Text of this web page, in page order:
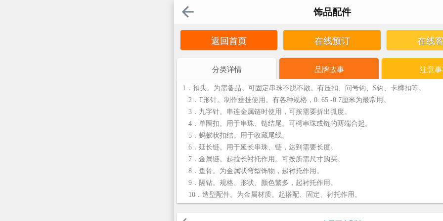
饰品配件
返回首页 在线预订 在线
分类详情 品牌故事 注意
1．扣头。为需备品。可固定串珠不脱不散。有压扣、问号钩、S钩、卡榫扣等。
2．T形针。制作垂挂使用。有各种规格，0. 65 -0.7厘米为最常用。
3．九字针。串连金属链时使用，可按需要折出弧度。
4．单圈扣。用于串珠、链结尾。可樗串珠或链的两端合起。
5．蚂蚁状扣结。用于收藏尾线。
6．延长链。用于延长串珠、链，达到需要长度。
7．金属链。起拉长衬托作用。可按所需尺寸购买。
8．鱼骨。为金属状弯型饰物，起衬托作用。
9．隔钻。规格、形状、颜色繁多，起衬托作用。
10．造型配件。为金属材质。起搭配、固定、衬托作用。